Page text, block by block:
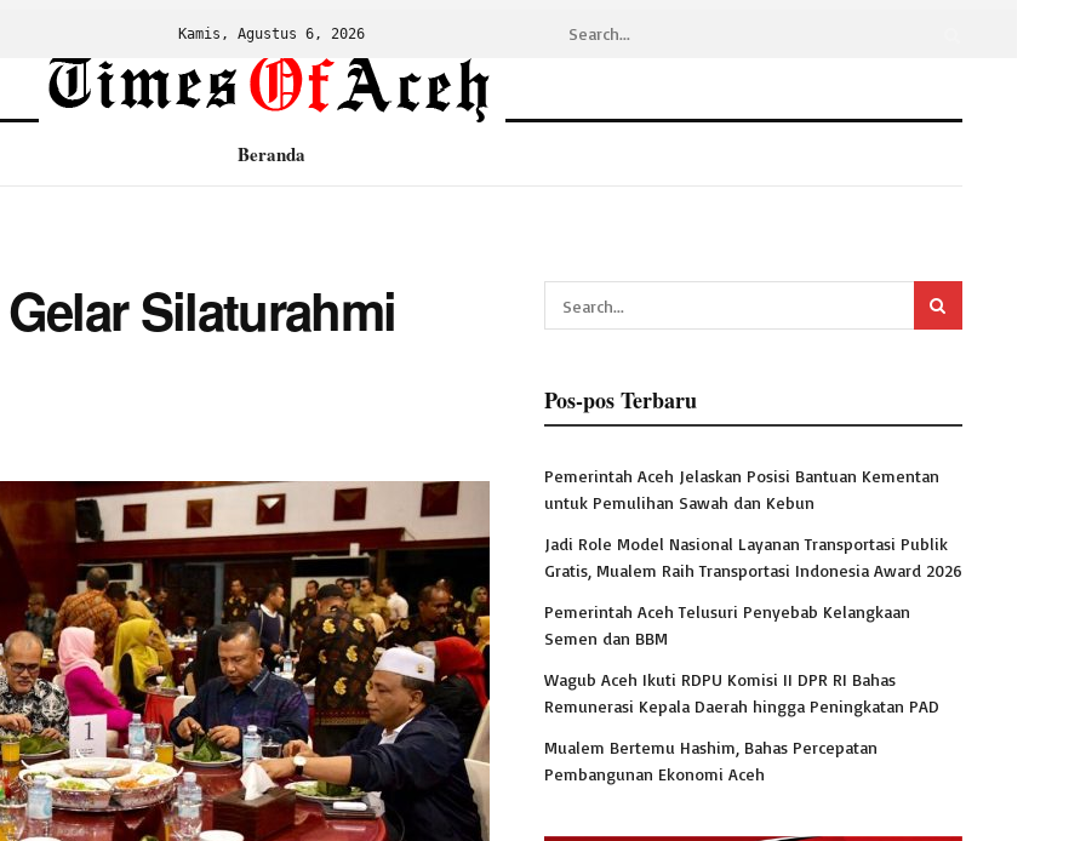
Kamis, Agustus 6, 2026
Beranda
Silaturahmi
Pos-pos Terbaru
Pemerintah Aceh Jelaskan Posisi Bantuan Kementan
untuk Pemulihan Sawah dan Kebun
Jadi Role Model Nasional Layanan Transportasi Publik
Gratis, Mualem Raih Transportasi Indonesia Award 2026
Pemerintah Aceh Telusuri Penyebab Kelangkaan
Semen dan BBM
Wagub Aceh Ikuti RDPU Komisi II DPR RI Bahas
Remunerasi Kepala Daerah hingga Peningkatan PAD
Mualem Bertemu Hashim, Bahas Percepatan
Pembangunan Ekonomi Aceh